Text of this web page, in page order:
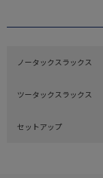
ノータックスラックス
ツータックスラックス
セットアップ